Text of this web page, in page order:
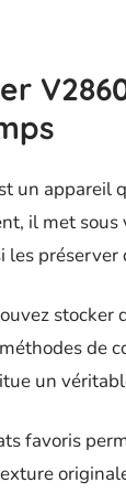
un appareil
il met sous
les préserver
de
un
favoris